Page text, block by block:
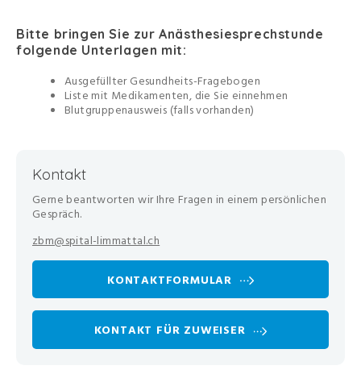
Bitte bringen Sie zur Anästhesiesprechstunde
folgende Unterlagen mit:
Ausgefüllter Gesundheits-Fragebogen
Liste mit Medikamenten, die Sie einnehmen
Blutgruppenausweis (falls vorhanden)
Kontakt
Gerne beantworten wir Ihre Fragen in einem persönlichen
Gespräch.
zbm@spital-limmattal.ch
KONTAKTFORMULAR
KONTAKT FÜR ZUWEISER